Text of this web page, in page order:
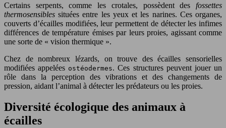
Certains serpents, comme les crotales, possèdent des fossettes
thermosensibles situées entre les yeux et les narines. Ces organes,
couverts d’écailles modifiées, leur permettent de détecter les infimes
différences de température émises par leurs proies, agissant comme
une sorte de « vision thermique ».
Chez de nombreux lézards, on trouve des écailles sensorielles
modifiées appelées ostéodermes. Ces structures peuvent jouer un
rôle dans la perception des vibrations et des changements de
pression, aidant l’animal à détecter les prédateurs ou les proies.
Diversité écologique des animaux à
écailles